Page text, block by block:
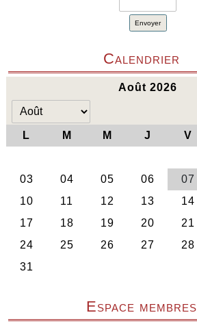
Envoyer
Calendrier
Espace membres